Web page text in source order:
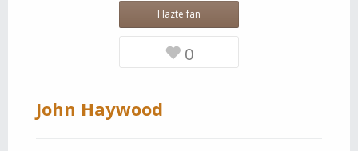
Hazte fan
0
John Haywood